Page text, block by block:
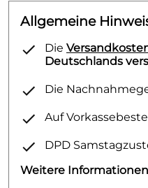
Allgemeine
Die
Deutschlands
Die
Auf
DPD
Weitere